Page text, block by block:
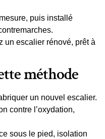
puis installé
.
un escalier rénové, prêt à
méthode
un nouvel escalier.
contre l’oxydation,
sous le pied, isolation